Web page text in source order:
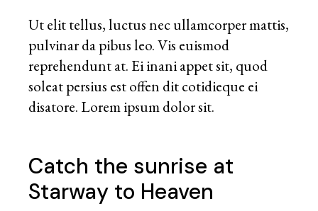
Ut elit tellus, luctus nec ullamcorper mattis,
pulvinar da pibus leo. Vis euismod
reprehendunt at. Ei inani appet sit, quod
soleat persius est offen dit cotidieque ei
disatore. Lorem ipsum dolor sit.
Catch the sunrise at
Starway to Heaven